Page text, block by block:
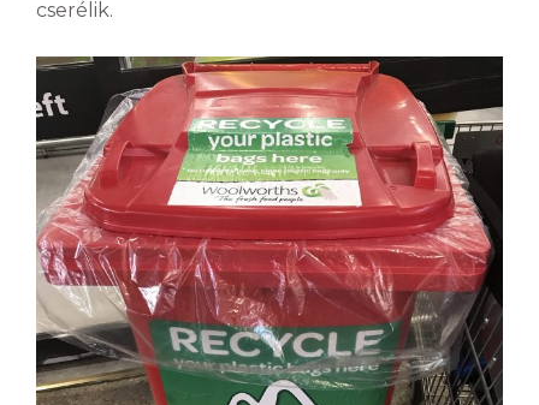
cserélik.